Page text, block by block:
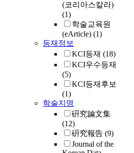
(코리아스칼라)
(1)
학술교육원
(eArticle) (1)
등재정보
KCI등재 (18)
KCI우수등재
(5)
KCI등재후보
(1)
학술지명
硏究論文集
(12)
硏究報告 (9)
Journal of the